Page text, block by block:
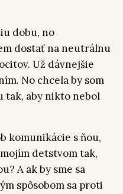
dobu, no
dostať na neutrálnu
Už dávnejšie
No chcela by som
tak, aby nikto nebol
komunikácie s ňou,
detstvom tak,
A ak by sme sa
spôsobom sa proti